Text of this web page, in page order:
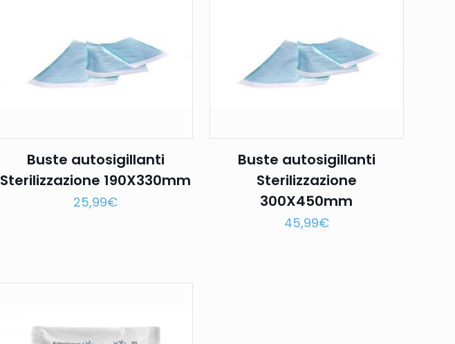
Buste autosigillanti
Sterilizzazione 190X330mm
25,99€
Buste autosigillanti
Sterilizzazione
300X450mm
45,99€